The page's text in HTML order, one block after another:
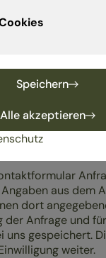
dieser Daten
vorgenommen.
Grundlage von
hat ein
fehlerfreien
Website –
werden.
aus dem
dort
der Anfrage und
uns gespeichert.
weiter.
Speichern
Alle akzeptieren